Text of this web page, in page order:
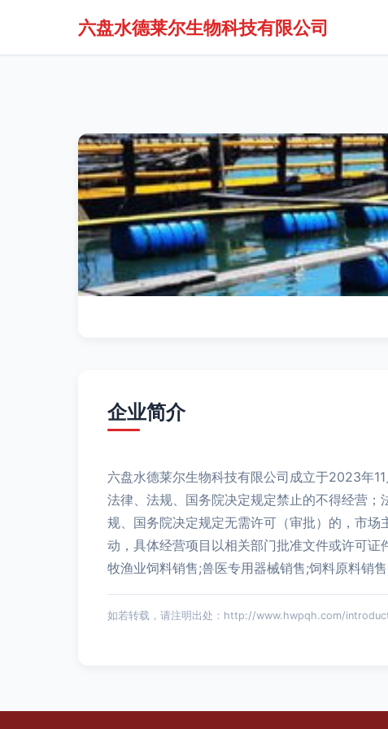
六盘水德莱尔生物科技有限公司
企业简介
六盘水德莱尔生物科技有限公司成立于2023年
法律、法规、国务院决定规定禁止的不得经营
规、国务院决定规定无需许可（审批）的，市
动，具体经营项目以相关部门批准文件或许可
牧渔业饲料销售;兽医专用器械销售;饲料原料销
如若转载，请注明出处：http://www.hwpqh.com/